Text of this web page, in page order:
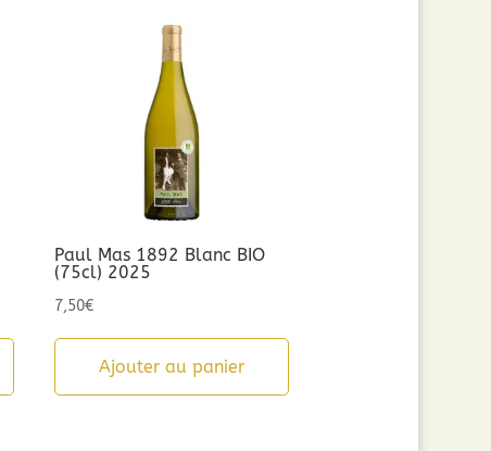
Paul Mas 1892 Blanc BIO
(75cl) 2025
7,50€
Ajouter au panier